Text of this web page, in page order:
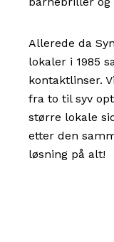
Allerede da
lokaler i 1985
kontaktlinser.
fra to til syv
større lokale
etter den
løsning på alt!